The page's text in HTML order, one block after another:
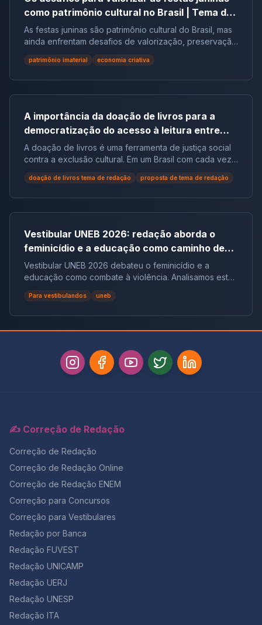
como patrimônio cultural no Brasil | Tema de
redação
As festas juninas são patrimônio cultural do Brasil, mas
ainda enfrentam desafios de valorização, preservação
e reconhecimento social.
patrimônio imaterial economia criativa
A importância da doação de livros para a
democratização do acesso à leitura entre
populações em situação de vulnerabilidade
social no Brasil | Tema de Redação
A doação de livros é uma ferramenta de justiça social
contra a exclusão cultural. Em um Brasil com cada vez
mais não leitores, ela democratiza o acesso ao
conhecimento e reduz desigualdades.
doação de livros tema de redação proposta de tema de redação
Vestibular UNEB 2026: redação aborda o
feminicídio e a educação como caminho de
combate à violência
Vestibular UNEB 2026 debateu o feminicídio e a
educação como combate à violência. Analisamos este
tema crucial que desafiou milhares e te preparamos
para futuras pautas sociais.
Para vestibulandos uneb
✍️ Correção de Redação
Correção de Redação
Correção de Redação Online
Correção de Redação ENEM
Correção para Concursos
Correção para Vestibulares
Redação por Banca
Redação FUVEST
Redação UNICAMP
Redação UERJ
Redação UNESP
Redação ITA